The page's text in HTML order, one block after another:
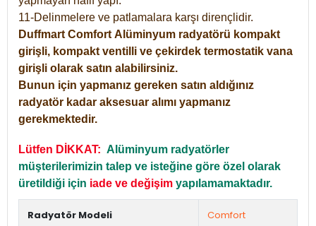
11-Delinmelere ve patlamalara karşı dirençlidir.
Duffmart Comfort Alüminyum radyatörü kompakt
girişli, kompakt ventilli ve çekirdek termostatik vana
girişli olarak satın alabilirsiniz.
Bunun için yapmanız gereken satın aldığınız
radyatör kadar aksesuar alımı yapmanız
gerekmektedir.
Lütfen DİKKAT: Alüminyum radyatörler
müşterilerimizin talep ve isteğine göre özel olarak
üretildiği için iade ve değişim yapılamamaktadır.
Radyatör Modeli Comfort